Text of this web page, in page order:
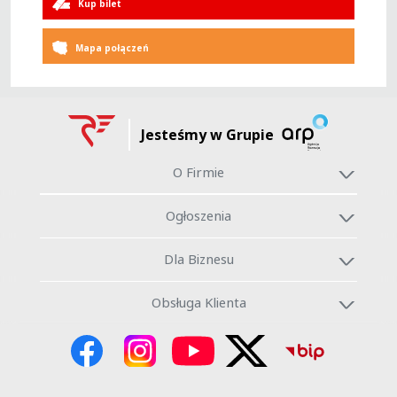
Kup bilet
Mapa połączeń
Jesteśmy w Grupie
O Firmie
Ogłoszenia
Dla Biznesu
Obsługa Klienta